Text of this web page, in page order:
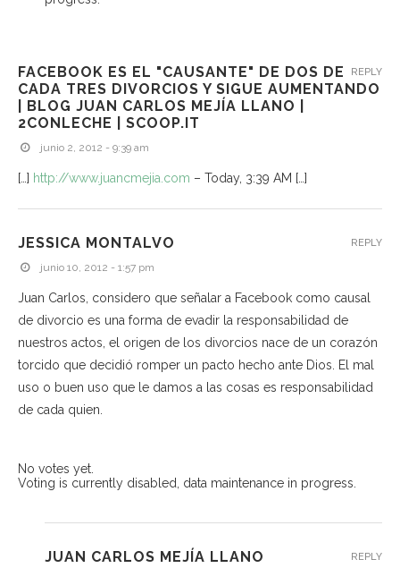
FACEBOOK ES EL "CAUSANTE" DE DOS DE
CADA TRES DIVORCIOS Y SIGUE AUMENTANDO
| BLOG JUAN CARLOS MEJÍA LLANO |
2CONLECHE | SCOOP.IT
junio 2, 2012 - 9:39 am
[…] http://www.juancmejia.com – Today, 3:39 AM […]
REPLY
JESSICA MONTALVO
junio 10, 2012 - 1:57 pm
Juan Carlos, considero que señalar a Facebook como causal
de divorcio es una forma de evadir la responsabilidad de
nuestros actos, el origen de los divorcios nace de un corazón
torcido que decidió romper un pacto hecho ante Dios. El mal
uso o buen uso que le damos a las cosas es responsabilidad
de cada quien.
No votes yet.
Voting is currently disabled, data maintenance in progress.
REPLY
JUAN CARLOS MEJÍA LLANO REPLY